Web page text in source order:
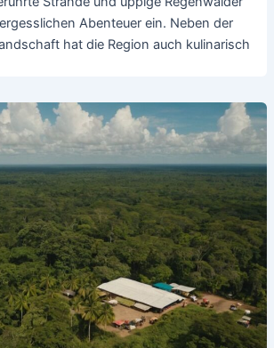
Abenteuer ein. Neben der
hat die Region auch kulinarisch